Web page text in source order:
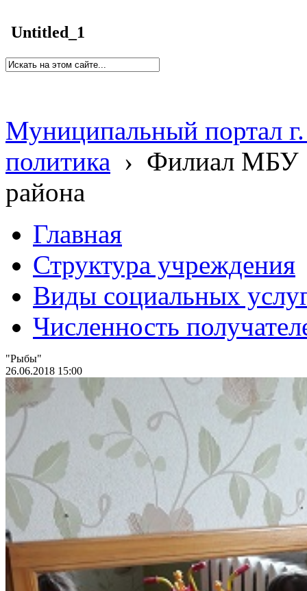
Untitled_1
Муниципальный портал
политика › Филиал МБУ
района
Главная
Структура учреждения
Виды социальных
Численность
"Рыбы"
26.06.2018 15:00